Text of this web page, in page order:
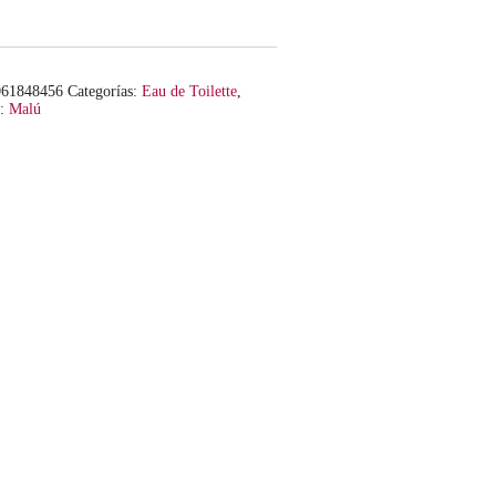
Categorías: Eau de Toilette,
Malú